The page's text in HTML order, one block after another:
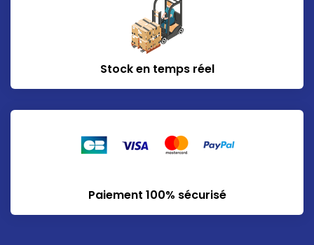
Stock en temps réel
Paiement 100% sécurisé